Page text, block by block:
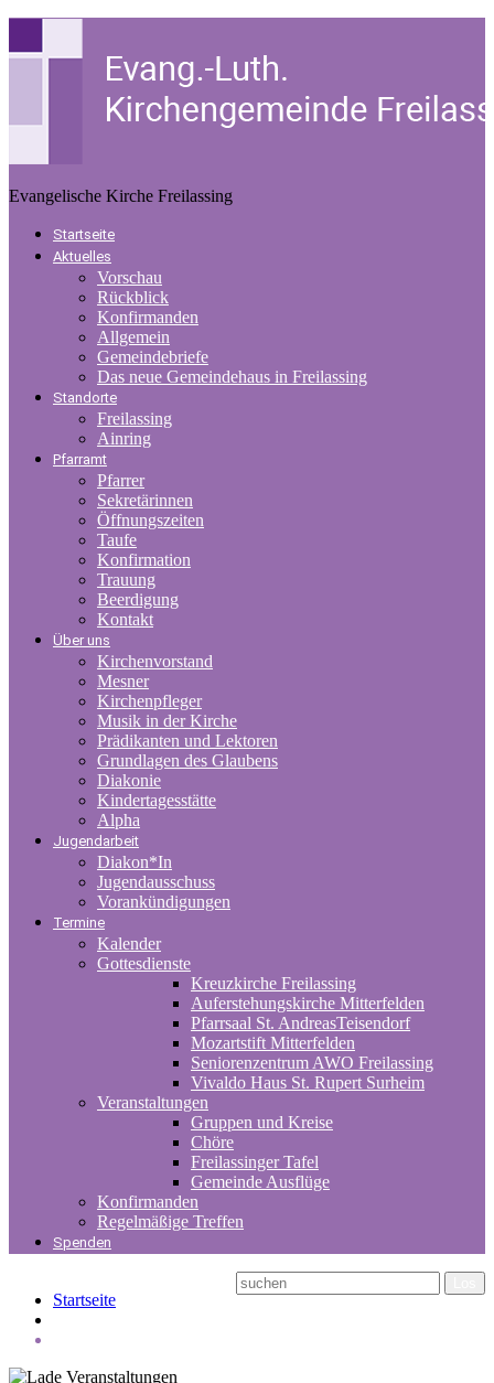
Evangelische Kirche Freilassing
Startseite
Aktuelles
Vorschau
Rückblick
Konfirmanden
Allgemein
Gemeindebriefe
Das neue Gemeindehaus in Freilassing
Standorte
Freilassing
Ainring
Pfarramt
Pfarrer
Sekretärinnen
Öffnungszeiten
Taufe
Konfirmation
Trauung
Beerdigung
Kontakt
Über uns
Kirchenvorstand
Mesner
Kirchenpfleger
Musik in der Kirche
Prädikanten und Lektoren
Grundlagen des Glaubens
Diakonie
Kindertagesstätte
Alpha
Jugendarbeit
Diakon*In
Jugendausschuss
Vorankündigungen
Termine
Kalender
Gottesdienste
Kreuzkirche Freilassing
Auferstehungskirche Mitterfelden
Pfarrsaal St. AndreasTeisendorf
Mozartstift Mitterfelden
Seniorenzentrum AWO Freilassing
Vivaldo Haus St. Rupert Surheim
Veranstaltungen
Gruppen und Kreise
Chöre
Freilassinger Tafel
Gemeinde Ausflüge
Konfirmanden
Regelmäßige Treffen
Spenden
Startseite